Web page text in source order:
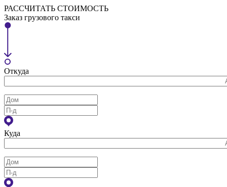
РАССЧИТАТЬ СТОИМОСТЬ
Заказ грузового такси
Откуда
Куда